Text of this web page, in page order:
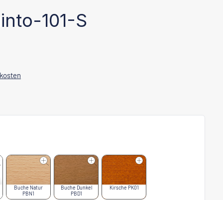
101-S
Buche Natur
PBN1
Buche Dunkel
PBD1
Kirsche PK01